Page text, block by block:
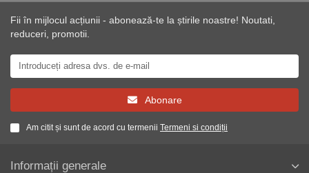
Fii în mijlocul acțiunii - abonează-te la știrile noastre! Noutati,
reduceri, promotii.
Abonare
Am citit și sunt de acord cu termenii Termeni si condiții
Informații generale